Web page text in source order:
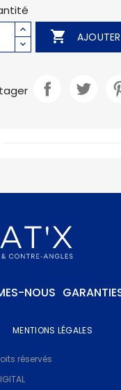

NOUS
MENTIONS LÉGALES
réservés